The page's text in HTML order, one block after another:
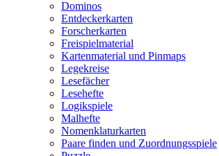
Dominos
Entdeckerkarten
Forscherkarten
Freispielmaterial
Kartenmaterial und Pinmaps
Legekreise
Lesefächer
Lesehefte
Logikspiele
Malhefte
Nomenklaturkarten
Paare finden und Zuordnungsspiele